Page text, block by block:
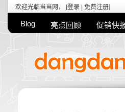
欢迎光临当当网， [登录 免费注册]
Blog 亮点回顾 促销快